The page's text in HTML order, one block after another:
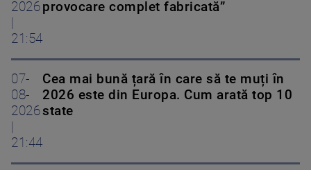
2026
21:54
provocare complet fabricată”
07-
08-
2026
21:44
Cea mai bună țară în care să te muți în
2026 este din Europa. Cum arată top 10
state